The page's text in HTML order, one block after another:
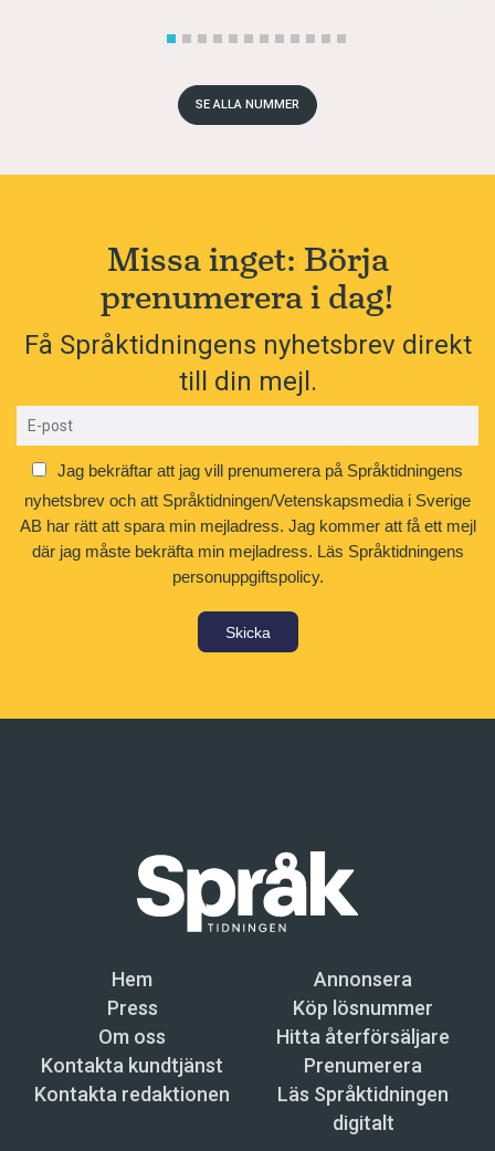
SE ALLA NUMMER
Missa inget: Börja
prenumerera i dag!
Få Språktidningens nyhetsbrev direkt
till din mejl.
Jag bekräftar att jag vill prenumerera på Språktidningens
nyhetsbrev och att Språktidningen/Vetenskapsmedia i Sverige
AB har rätt att spara min mejladress. Jag kommer att få ett mejl
där jag måste bekräfta min mejladress. Läs Språktidningens
personuppgiftspolicy.
Skicka
Hem
Annonsera
Press
Köp lösnummer
Om oss
Hitta återförsäljare
Kontakta kundtjänst
Prenumerera
Kontakta redaktionen
Läs Språktidningen
digitalt